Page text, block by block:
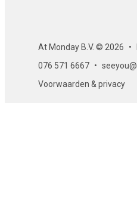
At Monday B.V. © 2026
076 571 6667
Voorwaarden & privacy